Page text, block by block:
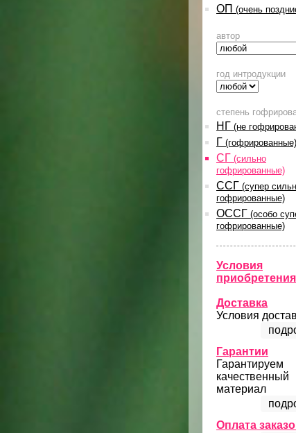
ОП (очень
автор
год интродукции
степень
НГ (не
Г (гофрированные)
СГ (сильно
гофрированные)
ССГ (супер
гофрированные)
ОССГ (особо
гофрированные)
Условия
приобретения
Доставка
Условия
Гарантии
Гарантируем
качественный
материал
Оплата